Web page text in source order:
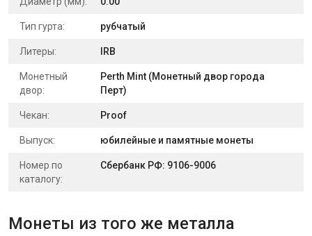
Тип гурта: рубчатый
Литеры: IRB
Монетный
двор:
Perth Mint (Монетный двор города
Перт)
Чекан: Proof
Выпуск: юбилейные и памятные монеты
Номер по
каталогу:
Сбербанк РФ: 9106-9006
Монеты из того же металла